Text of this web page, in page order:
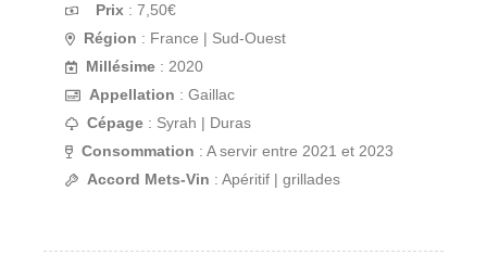
Prix : 7,50€
Région : France | Sud-Ouest
Millésime: 2020
Appellation : Gaillac
Cépage : Syrah | Duras
Consommation : A servir entre 2021 et 2023
Accord Mets-Vin : Apéritif | grillades